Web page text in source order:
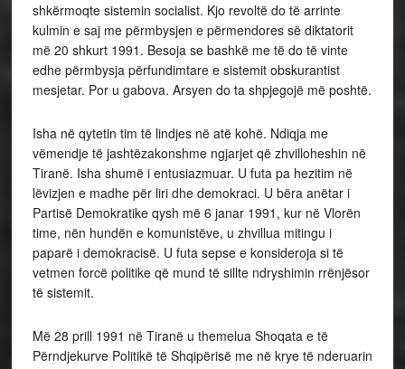
shkërmoqte sistemin socialist. Kjo revoltë do të arrinte
kulmin e saj me përmbysjen e përmendores së diktatorit
më 20 shkurt 1991. Besoja se bashkë me të do të vinte
edhe përmbysja përfundimtare e sistemit obskurantist
mesjetar. Por u gabova. Arsyen do ta shpjegojë më poshtë.
Isha në qytetin tim të lindjes në atë kohë. Ndiqja me
vëmendje të jashtëzakonshme ngjarjet që zhvilloheshin në
Tiranë. Isha shumë i entusiazmuar. U futa pa hezitim në
lëvizjen e madhe për liri dhe demokraci. U bëra anëtar i
Partisë Demokratike qysh më 6 janar 1991, kur në Vlorën
time, nën hundën e komunistëve, u zhvillua mitingu i
paparë i demokracisë. U futa sepse e konsideroja si të
vetmen forcë politike që mund të sillte ndryshimin rrënjësor
të sistemit.
Më 28 prill 1991 në Tiranë u themelua Shoqata e të
Përndjekurve Politikë të Shqipërisë me në krye të nderuarin